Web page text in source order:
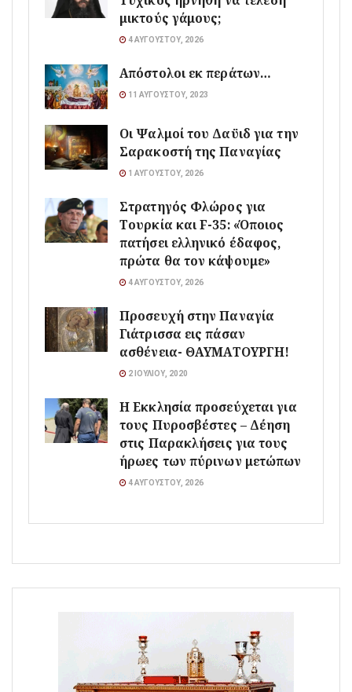
μικτούς γάμους;
4 ΑΥΓΟΎΣΤΟΥ, 2026
Απόστολοι εκ περάτων…
11 ΑΥΓΟΎΣΤΟΥ, 2023
Οι Ψαλμοί του Δαϋιδ για την
Σαρακοστή της Παναγίας
1 ΑΥΓΟΎΣΤΟΥ, 2026
Στρατηγός Φλώρος για
Τουρκία και F-35: «Όποιος
πατήσει ελληνικό έδαφος,
πρώτα θα τον κάψουμε»
4 ΑΥΓΟΎΣΤΟΥ, 2026
Προσευχή στην Παναγία
Γιάτρισσα εις πάσαν
ασθένεια- ΘΑΥΜΑΤΟΥΡΓΗ!
2 ΙΟΥΛΊΟΥ, 2020
Η Εκκλησία προσεύχεται για
τους Πυροσβέστες – Δέηση
στις Παρακλήσεις για τους
ήρωες των πύρινων μετώπων
4 ΑΥΓΟΎΣΤΟΥ, 2026